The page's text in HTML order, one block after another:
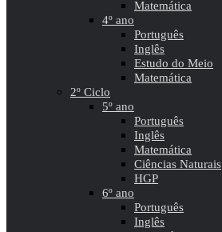
Matemática
4º ano
Português
Inglês
Estudo do Meio
Matemática
2º Ciclo
5º ano
Português
Inglês
Matemática
Ciências Naturais
HGP
6º ano
Português
Inglês